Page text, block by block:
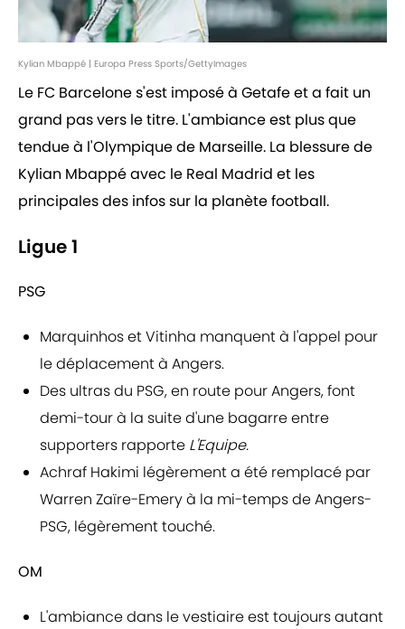
Kylian Mbappé | Europa Press Sports/GettyImages
Le FC Barcelone s'est imposé à Getafe et a fait un
grand pas vers le titre. L'ambiance est plus que
tendue à l'Olympique de Marseille. La blessure de
Kylian Mbappé avec le Real Madrid et les
principales des infos sur la planète football.
Ligue 1
PSG
Marquinhos et Vitinha manquent à l'appel pour
le déplacement à Angers.
Des ultras du PSG, en route pour Angers, font
demi-tour à la suite d'une bagarre entre
supporters rapporte L'Equipe.
Achraf Hakimi légèrement a été remplacé par
Warren Zaïre-Emery à la mi-temps de Angers-
PSG, légèrement touché.
OM
L'ambiance dans le vestiaire est toujours autant